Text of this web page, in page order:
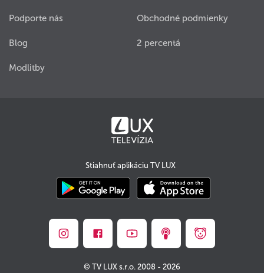
Podporte nás
Blog
Modlitby
Obchodné podmienky
2 percentá
Stiahnuť aplikáciu TV LUX
© TV LUX s.r.o. 2008 - 2026